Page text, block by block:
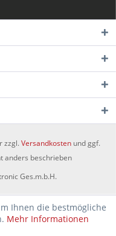
zzgl.Versandkosten und ggf.
anders beschrieben
Ges.m.b.H.
Ihnen die bestmögliche
Mehr Informationen